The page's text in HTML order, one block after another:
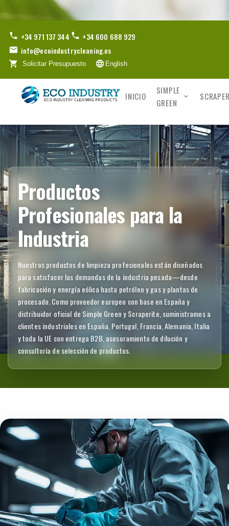
+34 971 137 344
+34 600 688 929
info@ecoindustrycleaning.es
Solicitar Presupuesto English
INICIO
SIMPLE
GREEN
Productos
Profesionales para la
Industria
Nuestros productos de limpieza profesionales están diseñados
para satisfacer las demandas de la industria pesada—desde
fabricación y energía eólica hasta petróleo y gas y plantas de
procesado. Como proveedor europeo con base en España y
distribuidor oficial de Simple Green y Scraperite, suministramos a
clientes industriales en España, Portugal, Francia, Alemania, Italia
y toda la UE con entrega B2B, asesoramiento de dilución y
consultoría de selección de productos.